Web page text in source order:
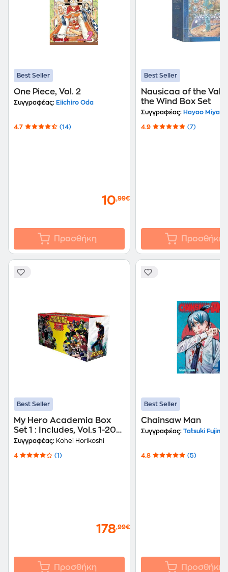
Best Seller
One Piece, Vol. 2
Συγγραφέας: Eiichiro Oda
4.7 (14)
10,99€
Προσθήκη
Best Seller
Nausicaa of the
the Wind Box Set
Συγγραφέας: Hayao
4.9 (7)
Προσθήκη
Best Seller
My Hero Academia Box
Set 1 : Includes, Vol.s 1-20
with premium
Συγγραφέας: Kohei Horikoshi
4 (1)
178,99€
Προσθήκη
Best Seller
Chainsaw Man
Συγγραφέας: Tatsuki
4.8 (5)
Προσθήκη